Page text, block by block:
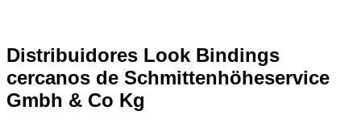
Distribuidores Look Bindings
cercanos de Schmittenhöheservice
Gmbh & Co Kg